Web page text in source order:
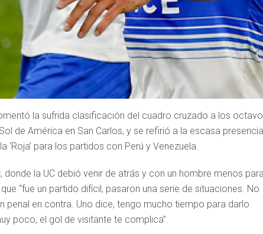
la sufrida clasificación del cuadro cruzado a los
de América en San Carlos, y se refirió a la escasa presencia
para los partidos con Perú y Venezuela.
la UC debió venir de atrás y con un hombre menos para
“fue un partido difícil, pasaron una serie de situaciones. No
penal en contra. Uno dice, tengo mucho tiempo para darlo
poco, el gol de visitante te complica”.